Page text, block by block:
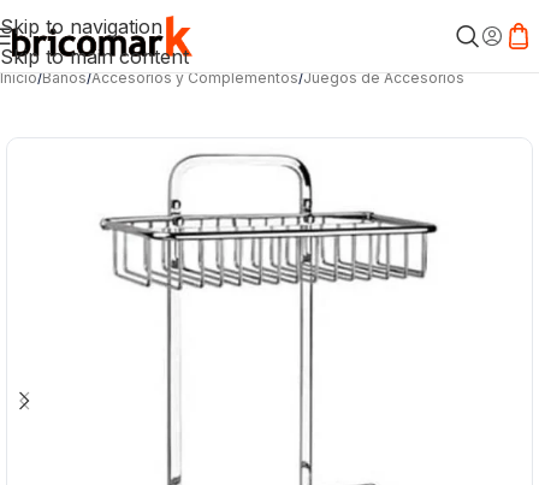
Skip to navigation
Skip to main content
Inicio/Baños/Accesorios y Complementos/Juegos de Accesorios